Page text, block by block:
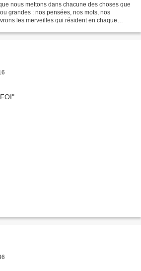
nous mettons dans chacune des choses que
grandes : nos pensées, nos mots, nos
les merveilles qui résident en chaque